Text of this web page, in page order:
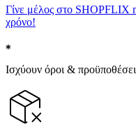
Γίνε μέλος στο SHOPFLIX
χρόνο!
Ισχύουν όροι &